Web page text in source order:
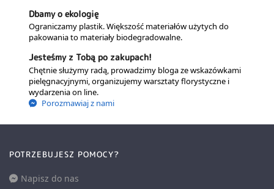
Dbamy o ekologię
Ograniczamy plastik. Większość materiałów użytych do
pakowania to materiały biodegradowalne.
Jesteśmy z Tobą po zakupach!
Chętnie służymy radą, prowadzimy bloga ze wskazówkami
pielęgnacyjnymi, organizujemy warsztaty florystyczne i
wydarzenia on line.
Porozmawiaj z nami
POTRZEBUJESZ POMOCY?
Napisz do nas